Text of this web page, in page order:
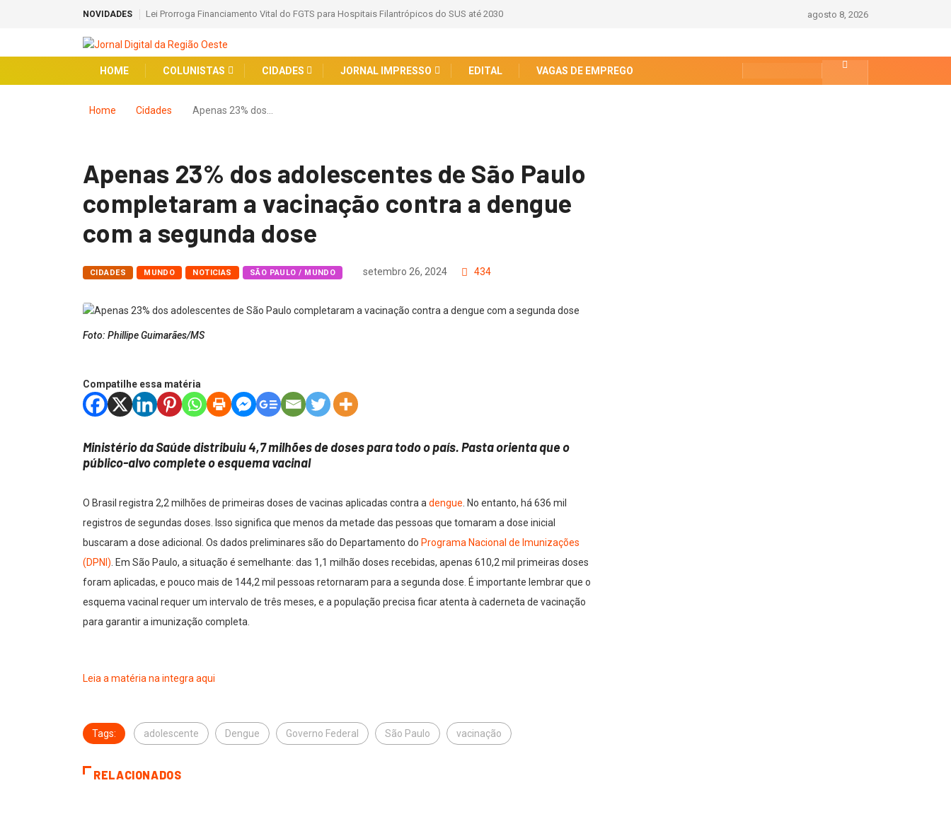
NOVIDADES Lei Prorroga Financiamento Vital do FGTS para Hospitais Filantrópicos do SUS até 2030 agosto 8, 2026
HOME COLUNISTAS CIDADES JORNAL IMPRESSO EDITAL VAGAS DE EMPREGO
Home Cidades Apenas 23% dos…
Apenas 23% dos adolescentes de São Paulo
completaram a vacinação contra a dengue
com a segunda dose
CIDADES MUNDO NOTICIAS SÃO PAULO / MUNDO setembro 26, 2024 434
Foto: Phillipe Guimarães/MS
Compatilhe essa matéria
Ministério da Saúde distribuiu 4,7 milhões de doses para todo o país. Pasta orienta que o
público-alvo complete o esquema vacinal
O Brasil registra 2,2 milhões de primeiras doses de vacinas aplicadas contra a dengue . No entanto, há 636 mil
registros de segundas doses. Isso significa que menos da metade das pessoas que tomaram a dose inicial
buscaram a dose adicional. Os dados preliminares são do Departamento do Programa Nacional de Imunizações
(DPNI) . Em São Paulo, a situação é semelhante: das 1,1 milhão doses recebidas, apenas 610,2 mil primeiras doses
foram aplicadas, e pouco mais de 144,2 mil pessoas retornaram para a segunda dose. É importante lembrar que o
esquema vacinal requer um intervalo de três meses, e a população precisa ficar atenta à caderneta de vacinação
para garantir a imunização completa.
Leia a matéria na integra aqui
Tags: adolescente Dengue Governo Federal São Paulo vacinação
RELACIONADOS